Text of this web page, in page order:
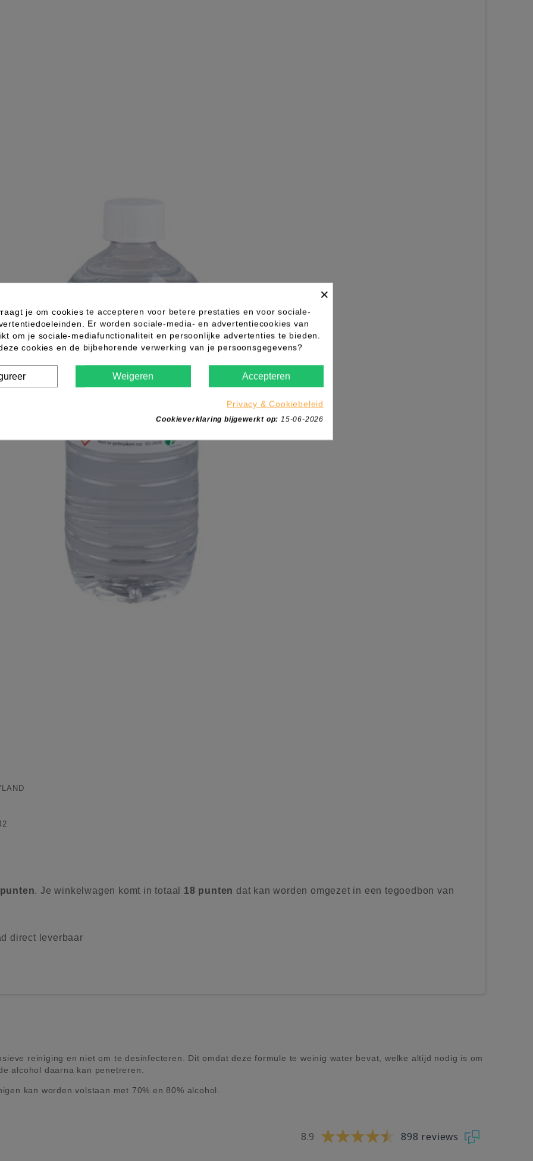
punten. Je winkelwagen komt in totaal 18 punten dat kan worden omgezet in een tegoedbon van
direct leverbaar
reiniging en niet om te desinfecteren. Dit omdat deze formule te weinig water bevat, welke altijd nodig is om
alcohol daarna kan penetreren.
kan worden volstaan met 70% en 80% alcohol.
8.9 898 reviews
×
je om cookies te accepteren voor betere prestaties en voor sociale-
Er worden sociale-media- en advertentiecookies van
om je sociale-mediafunctionaliteit en persoonlijke advertenties te bieden.
cookies en de bijbehorende verwerking van je persoonsgegevens?
Weigeren Accepteren
Privacy & Cookiebeleid
Cookieverklaring bijgewerkt op: 15-06-2026